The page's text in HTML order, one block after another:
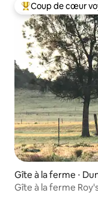
Coups de cœur
Coup de cœur
Gîte à la ferme ⋅
Gîte à la ferme